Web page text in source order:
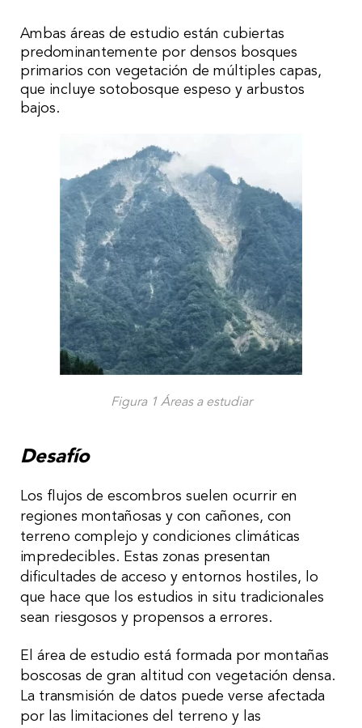
Ambas áreas de estudio están cubiertas
predominantemente por densos bosques
primarios con vegetación de múltiples capas,
que incluye sotobosque espeso y arbustos
bajos.
Figura 1 Áreas a estudiar
Desafío
Los flujos de escombros suelen ocurrir en
regiones montañosas y con cañones, con
terreno complejo y condiciones climáticas
impredecibles. Estas zonas presentan
dificultades de acceso y entornos hostiles, lo
que hace que los estudios in situ tradicionales
sean riesgosos y propensos a errores.
El área de estudio está formada por montañas
boscosas de gran altitud con vegetación densa.
La transmisión de datos puede verse afectada
por las limitaciones del terreno y las